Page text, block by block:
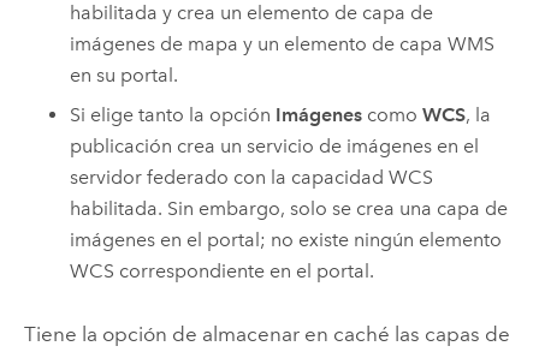
habilitada y crea un elemento de capa de
imágenes de mapa y un elemento de capa WMS
en su portal.
Si elige tanto la opción Imágenes comoWCS, la
publicación crea un servicio de imágenes en el
servidor federado con la capacidad WCS
habilitada. Sin embargo, solo se crea una capa de
imágenes en el portal; no existe ningún elemento
WCS correspondiente en el portal.
Tiene la opción de almacenar en caché las capas de